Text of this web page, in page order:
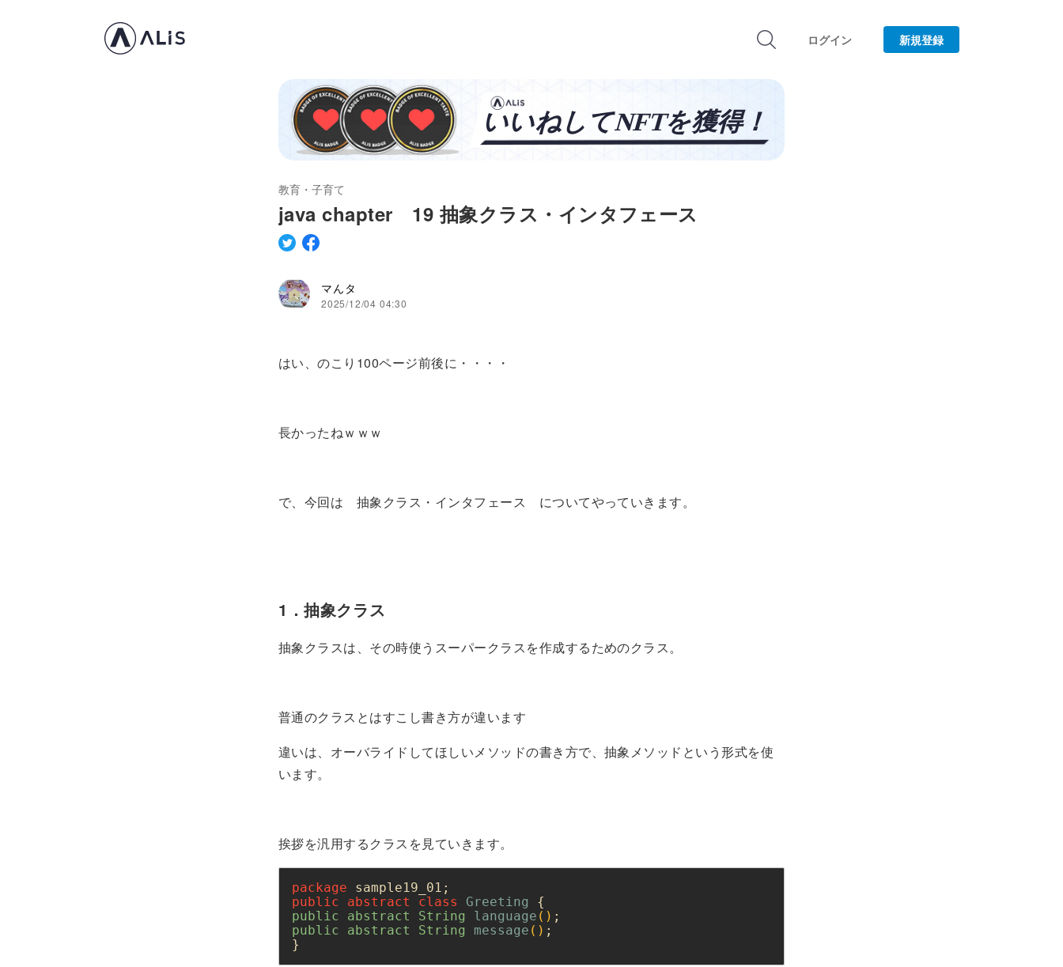
ログイン 新規登録
教育・子育て
java chapter 19 抽象クラス・インタフェース
マんタ
2025/12/04 04:30
はい、のこり100ページ前後に・・・・
長かったねｗｗｗ
で、今回は 抽象クラス・インタフェース についてやっていきます。
1．抽象クラス
抽象クラスは、その時使うスーパークラスを作成するためのクラス。
普通のクラスとはすこし書き方が違います
違いは、オーバライドしてほしいメソッドの書き方で、抽象メソッドという形式を使
います。
挨拶を汎用するクラスを見ていきます。
package
public
abstract class Greeting
public
abstract String language ()
public
abstract String message () ;
}